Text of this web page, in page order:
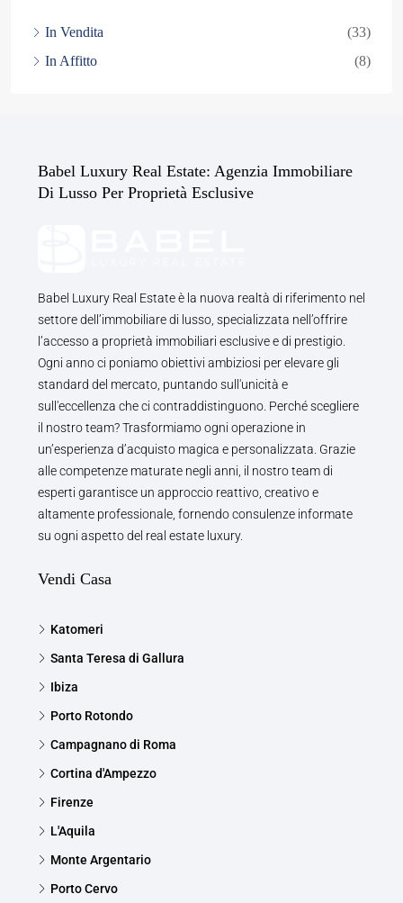
In Vendita
(33)
In Affitto
(8)
Babel Luxury Real Estate: Agenzia Immobiliare
Di Lusso Per Proprietà Esclusive
Babel Luxury Real Estate è la nuova realtà di riferimento nel
settore dell’immobiliare di lusso, specializzata nell’offrire
l’accesso a proprietà immobiliari esclusive e di prestigio.
Ogni anno ci poniamo obiettivi ambiziosi per elevare gli
standard del mercato, puntando sull'unicità e
sull'eccellenza che ci contraddistinguono. Perché scegliere
il nostro team? Trasformiamo ogni operazione in
un’esperienza d’acquisto magica e personalizzata. Grazie
alle competenze maturate negli anni, il nostro team di
esperti garantisce un approccio reattivo, creativo e
altamente professionale, fornendo consulenze informate
su ogni aspetto del real estate luxury.
Vendi Casa
Katomeri
Santa Teresa di Gallura
Ibiza
Porto Rotondo
Campagnano di Roma
Cortina d'Ampezzo
Firenze
L'Aquila
Monte Argentario
Porto Cervo